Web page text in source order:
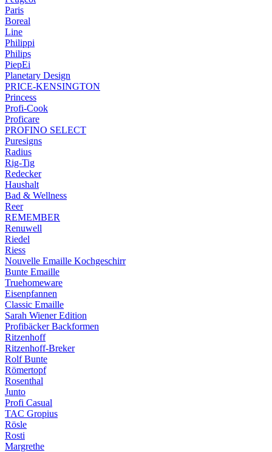
Paris
Boreal
Line
Philippi
Philips
PiepEi
Planetary Design
PRICE-KENSINGTON
Princess
Profi-Cook
Proficare
PROFINO SELECT
Puresigns
Radius
Rig-Tig
Redecker
Haushalt
Bad & Wellness
Reer
REMEMBER
Renuwell
Riedel
Riess
Nouvelle Emaille Kochgeschirr
Bunte Emaille
Truehomeware
Eisenpfannen
Classic Emaille
Sarah Wiener Edition
Profibäcker Backformen
Ritzenhoff
Ritzenhoff-Breker
Rolf Bunte
Römertopf
Rosenthal
Junto
Profi Casual
TAC Gropius
Rösle
Rosti
Margrethe